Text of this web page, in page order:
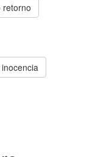
retorno